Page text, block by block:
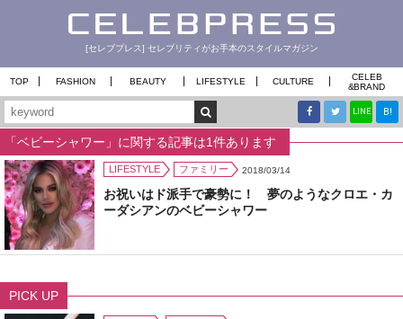
[セレブプレス] セレブリティがお手本のスタイルマガジン
TOP FASHION BEAUTY LIFESTYLE CULTURE
CELEB
&BRAND
LINE B!
「ベビーシャワー」に関する記事は1件あります
LIFESTYLE ファミリー 2018/03/14
お祝いはド派手で豪勢に！ 夢のようなクロエ・カ
ーダシアンのベビーシャワー
PICK UP